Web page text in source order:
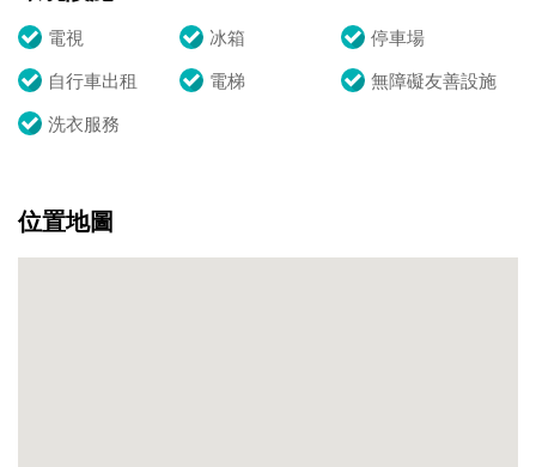
電視 冰箱 停車場
自行車出租 電梯 無障礙友善設施
洗衣服務
位置地圖